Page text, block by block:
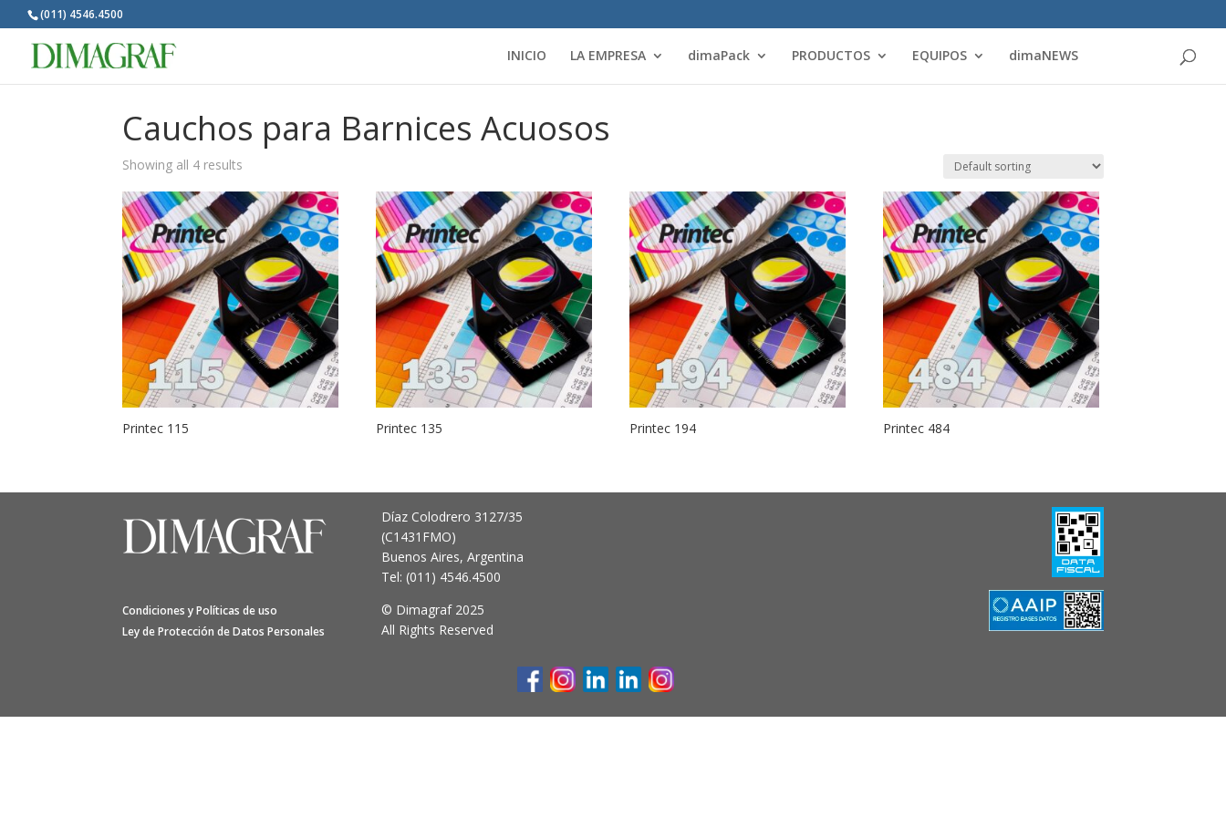
(011) 4546.4500
INICIO LA EMPRESA dimaPack PRODUCTOS EQUIPOS dimaNEWS
Products
Cauchos para Barnices Acuosos
Showing all 4 results
Printec 115 Printec 135 Printec 194 Printec 484
Condiciones y Políticas de uso
Ley de Protección de Datos Personales
Díaz Colodrero 3127/35
(C1431FMO)
Buenos Aires, Argentina
Tel: (011) 4546.4500
© Dimagraf 2025
All Rights Reserved